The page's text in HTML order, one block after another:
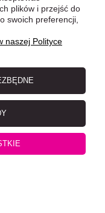
plików i przejść do
swoich preferencji,
naszej Polityce